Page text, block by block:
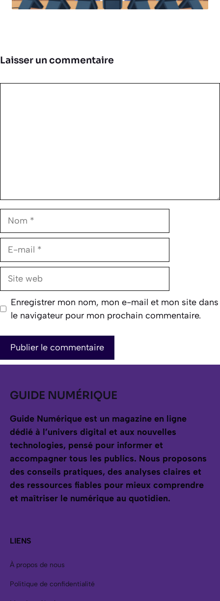
Laisser un commentaire
Nom
E-
Site
Enregistrer mon nom, mon e-mail et mon site dans
le navigateur pour mon prochain commentaire.
GUIDE NUMÉRIQUE
Guide Numérique est un magazine en ligne
dédié à l’univers digital et aux nouvelles
technologies, pensé pour informer et
accompagner tous les publics. Nous proposons
des conseils pratiques, des analyses claires et
des ressources fiables pour mieux comprendre
et maîtriser le numérique au quotidien.
LIENS
À propos de nous
Politique de confidentialité